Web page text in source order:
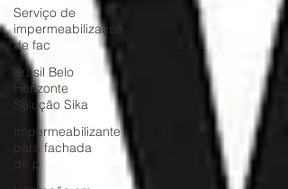
Serviço de
impermeabilização
de fac
Brasil Belo
Horizonte
Solução Sika
Impermeabilizante
para fachada
de p